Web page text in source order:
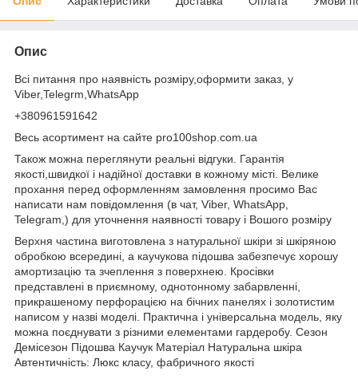
Опис
Всі питання про наявність розміру,оформити заказ, у
Viber,Telegrm,WhatsApp
+380961591642
Весь асортимент на сайте pro100shop.com.ua
Також можна переглянути реальні відгуки. Гарантія
якості,швидкої і надійної доставки в кожному місті. Велике
прохання перед оформленням замовлення просимо Вас
написати нам повідомлення (в чат, Viber, WhatsApp,
Telegram,) для уточнення наявності товару і Вошого розміру
Верхня частина виготовлена з натуральної шкіри зі шкіряною
обробкою всередині, а каучукова підошва забезпечує хорошу
амортизацію та зчеплення з поверхнею. Кросівки
представлені в приємному, однотонному забарвленні,
прикрашеному перфорацією на бічних панелях і золотистим
написом у назві моделі. Практична і універсальна модель, яку
можна поєднувати з різними елементами гардеробу. Сезон
Демісезон Підошва Каучук Матеріал Натуральна шкіра
Автентичність: Люкс класу, фабричного якості